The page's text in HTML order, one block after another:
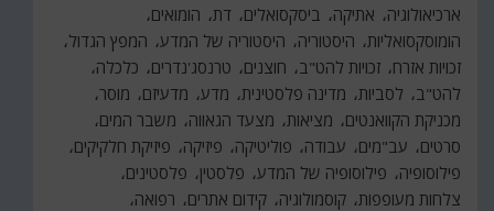
ארכיאולוגיה
אתיקה ביסקסואלים דת הומואים
הומוסקסואליות היסטוריה היסטוריה של המדע המפץ הגדול
זכויות אזרח זכויות להט"ב חוצנים טרנסג'נדרים
כלכלה
להט"ב
לסביות מדינה פלסטינית מדע מדעיזם
מוסר
מכניקת הקוואנטים
מציאות מצעד הגאווה
משבר המים
סרטים
עב"מים עבודה פוליטיקה פיזיקה
פיזיקת חלקיקים
פילוסופיה
פילוסופיה של המדע פלסטין פלסטינים
צלחות מעופפות קוסמולוגיה קידום אתרים רפואה